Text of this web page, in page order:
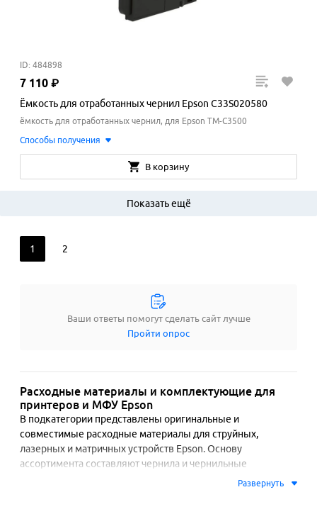
ID: 484898
7 110 ₽
Ёмкость для отработанных чернил Epson C33S020580
ёмкость для отработанных чернил, для Epson TM-C3500
Способы получения
В корзину
1 2
Показать ещё
Ваши ответы помогут сделать сайт лучше
Пройти опрос
Расходные материалы и комплектующие для
принтеров и МФУ Epson
В подкатегории представлены оригинальные и
совместимые расходные материалы для струйных,
лазерных и матричных устройств Epson. Основу
ассортимента составляют чернила и чернильные
картриджи, включая фирменные емкости для систем
Развернуть